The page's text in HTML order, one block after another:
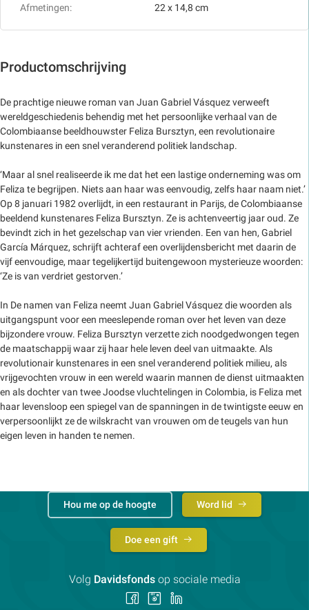
Productomschrijving
De prachtige nieuwe roman van Juan Gabriel Vásquez verweeft
wereldgeschiedenis behendig met het persoonlijke verhaal van de
Colombiaanse beeldhouwster Feliza Bursztyn, een revolutionaire
kunstenares in een snel veranderend politiek landschap.
‘Maar al snel realiseerde ik me dat het een lastige onderneming was om
Feliza te begrijpen. Niets aan haar was eenvoudig, zelfs haar naam niet.’
Op 8 januari 1982 overlijdt, in een restaurant in Parijs, de Colombiaanse
beeldend kunstenares Feliza Bursztyn. Ze is achtenveertig jaar oud. Ze
bevindt zich in het gezelschap van vier vrienden. Een van hen, Gabriel
García Márquez, schrijft achteraf een overlijdensbericht met daarin de
vijf eenvoudige, maar tegelijkertijd buitengewoon mysterieuze woorden:
‘Ze is van verdriet gestorven.’
In De namen van Feliza neemt Juan Gabriel Vásquez die woorden als
uitgangspunt voor een meeslepende roman over het leven van deze
bijzondere vrouw. Feliza Bursztyn verzette zich noodgedwongen tegen
de maatschappij waar zij haar hele leven deel van uitmaakte. Als
revolutionair kunstenares in een snel veranderend politiek milieu, als
vrijgevochten vrouw in een wereld waarin mannen de dienst uitmaakten
en als dochter van twee Joodse vluchtelingen in Colombia, is Feliza met
haar levensloop een spiegel van de spanningen in de twintigste eeuw en
verpersoonlijkt ze de wilskracht van vrouwen om de teugels van hun
eigen leven in handen te nemen.
Afmetingen:
22 x 14,8 cm
Hou me op de hoogte Word lid
Doe een gift
Volg Davidsfondsop sociale media
Volg Volg